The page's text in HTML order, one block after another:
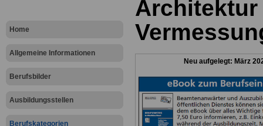
Home
Allgemeine Informationen
Berufsbilder
Ausbildungsstellen
Berufskategorien
Architektur
Neu aufgelegt: März